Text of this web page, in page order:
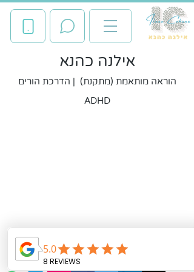
אילנה כהנא
הוראה מותאמת (מתקנת) | הדרכת הורים
ADHD